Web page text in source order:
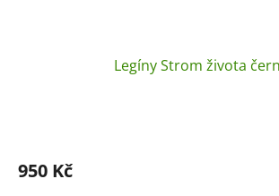
Legíny Strom života
950 Kč